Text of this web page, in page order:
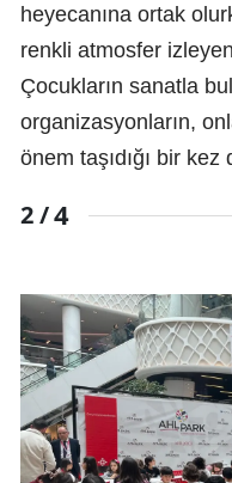
heyecanına ortak
renkli atmosfer
Çocukların sanatla
organizasyonların,
önem taşıdığı bir kez
2 /4